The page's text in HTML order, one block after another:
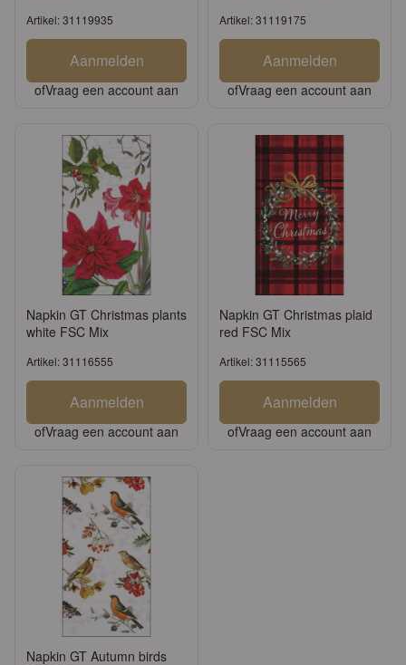
Artikel: 31119935
Aanmelden
ofVraag een account aan
Artikel: 31119175
Aanmelden
ofVraag een account aan
Napkin GT Christmas plants
white FSC Mix
Artikel: 31116555
Aanmelden
ofVraag een account aan
Napkin GT Christmas plaid
red FSC Mix
Artikel: 31115565
Aanmelden
ofVraag een account aan
Napkin GT Autumn birds